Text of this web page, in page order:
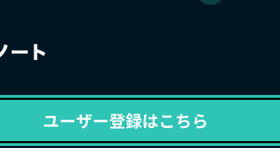
ユーザー登録はこちら